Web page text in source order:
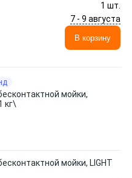
1 шт.
7 - 9 августа
В корзину
мойки,
кг\
мойки, LIGHT